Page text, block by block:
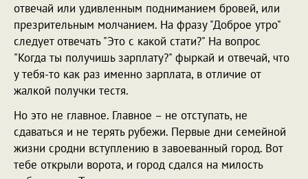
отвечай или удивленным подниманием бровей, или
презрительным молчанием. На фразу "Доброе утро"
следует отвечать "Это с какой стати?" На вопрос
"Когда ты получишь зарплату?" фыркай и отвечай, что
у тебя-то как раз именно зарплата, в отличие от
жалкой получки тестя.
Но это не главное. Главное – не отступать, не
сдаваться и не терять рубежи. Первые дни семейной
жизни сродни вступлению в завоеванный город. Вот
тебе открыли ворота, и город сдался на милость